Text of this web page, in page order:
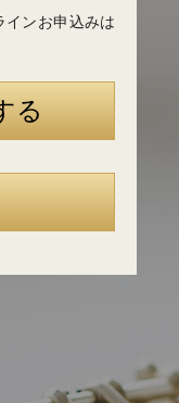
ンお申込みは